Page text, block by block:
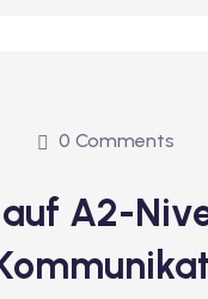
0 Comments
A2-